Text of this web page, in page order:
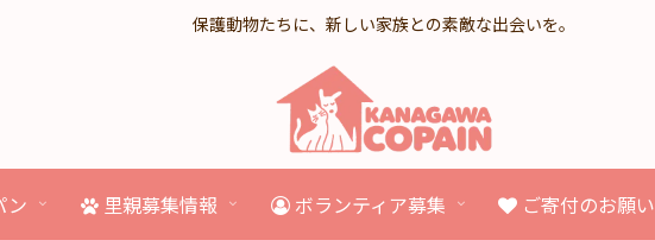
保護動物たちに、新しい家族との素敵な出会いを。
ン 里親募集情報 ボランティア募集 ご寄付のお願い